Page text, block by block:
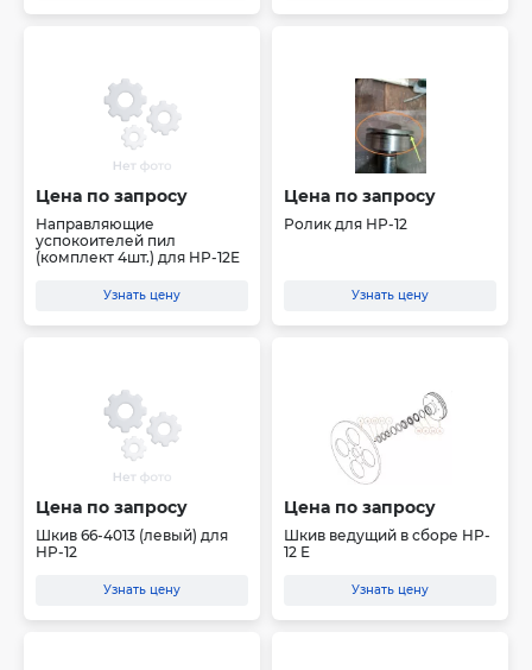
Цена по запросу
Направляющие
успокоителей пил
(комплект 4шт.) для HP-12E
Узнать цену
Цена по запросу
Ролик для НР-12
Узнать цену
Цена по запросу
Шкив 66-4013 (левый) для
HP-12
Узнать цену
Цена по запросу
Шкив ведущий в сборе HP-
12 E
Узнать цену